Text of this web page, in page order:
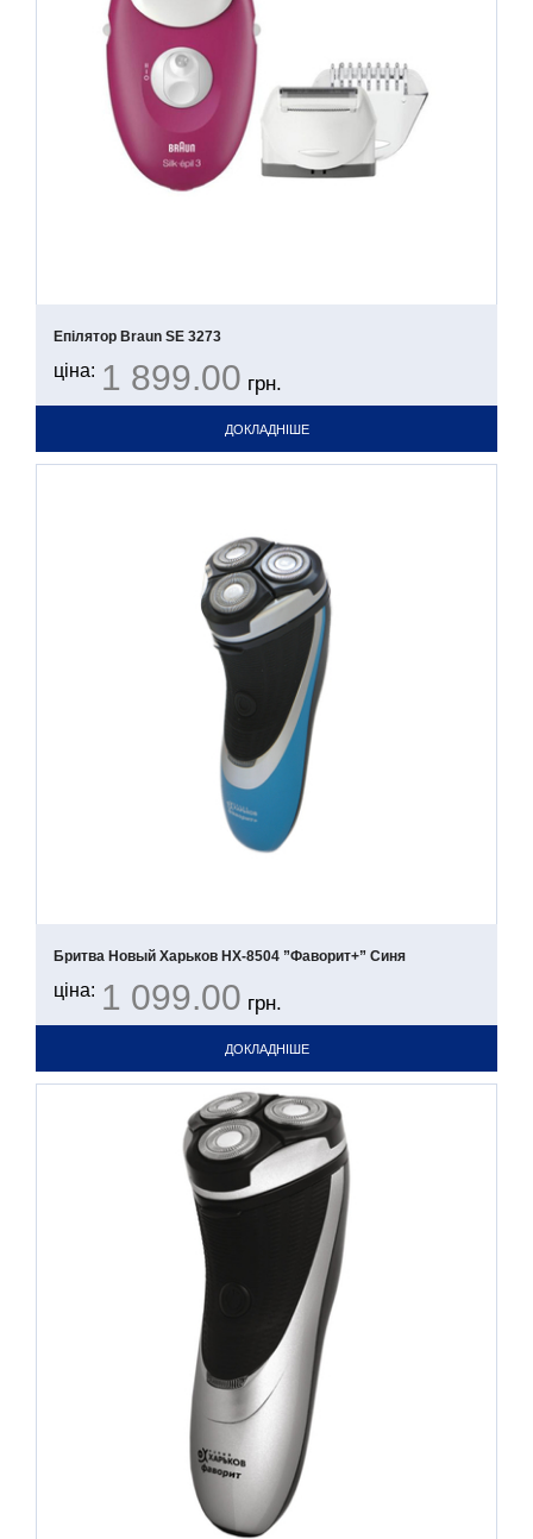
Епілятор Braun SE 3273
ціна: 1 899.00 грн.
ДОКЛАДНІШЕ
Бритва Новый Харьков НХ-8504 ”Фаворит+” Синя
ціна: 1 099.00 грн.
ДОКЛАДНІШЕ